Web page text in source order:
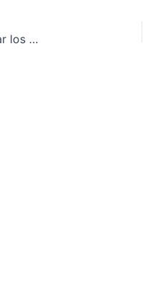
Axazure Acelera Expansión Global y Aspira a Superar los 30 Millones de Euros para 2026